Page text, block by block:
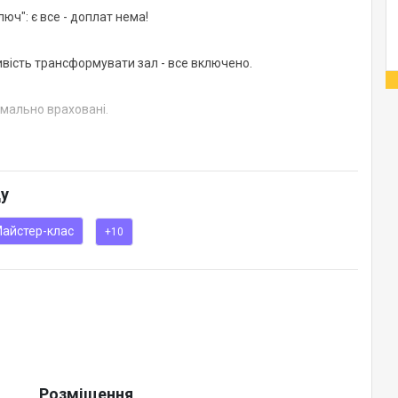
є все - доплат нема!
трансформувати зал - все включено.
враховані.
та балету, адреса: пр. Дмитра Яворницького 72 Б,
клас +10
Розміщення